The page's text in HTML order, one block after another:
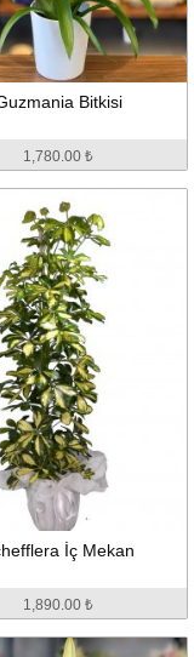
Bitkisi
1,780.00 ₺
İç Mekan
1,890.00 ₺